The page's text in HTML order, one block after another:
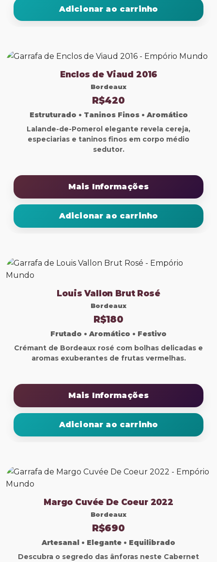
Adicionar ao carrinho
Enclos de Viaud 2016
Bordeaux
R$420
Estruturado • Taninos Finos • Aromático
Lalande-de-Pomerol elegante revela cereja,
especiarias e taninos finos em corpo médio
sedutor.
Mais Informações
Adicionar ao carrinho
Louis Vallon Brut Rosé
Bordeaux
R$180
Frutado • Aromático • Festivo
Crémant de Bordeaux rosé com bolhas delicadas e
aromas exuberantes de frutas vermelhas.
Mais Informações
Adicionar ao carrinho
Margo Cuvée De Coeur 2022
Bordeaux
R$690
Artesanal • Elegante • Equilibrado
Descubra o segredo das ânforas neste Cabernet